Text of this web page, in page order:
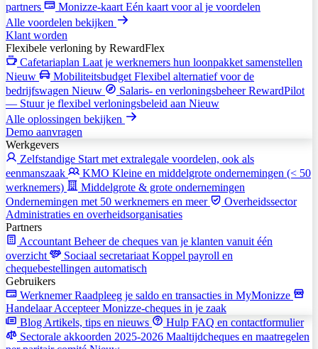
partners
Monizze-kaart Eén kaart voor al je voordelen
Alle voordelen bekijken
Klant worden
Flexibele verloning by RewardFlex
Cafetariaplan Laat je werknemers hun loonpakket samenstellen
Nieuw
Mobiliteitsbudget Flexibel alternatief voor de
bedrijfswagen Nieuw Salaris- en verloningsbeheerRewardPilot
— Stuur je flexibel verloningsbeleid aan Nieuw
Alle oplossingen bekijken
Demo aanvragen
Werkgevers
Zelfstandige Start met extralegale voordelen, ook als
eenmanszaak
KMO Kleine en middelgrote ondernemingen (< 50
werknemers)
Middelgrote & grote ondernemingen
Ondernemingen met 50 werknemers en meer
Overheidssector
Administraties en overheidsorganisaties
Partners
Accountant Beheer de cheques van je klanten vanuit één
overzicht
Sociaal secretariaat Koppel payroll en
chequebestellingen automatisch
Gebruikers
WerknemerRaadpleeg je saldo en transacties in MyMonizze
HandelaarAccepteer Monizze-cheques in je zaak
Blog Artikels, tips en nieuws Hulp FAQ en contactformulier
Sectorale akkoorden 2025-2026 Maaltijdcheques en maatregelen